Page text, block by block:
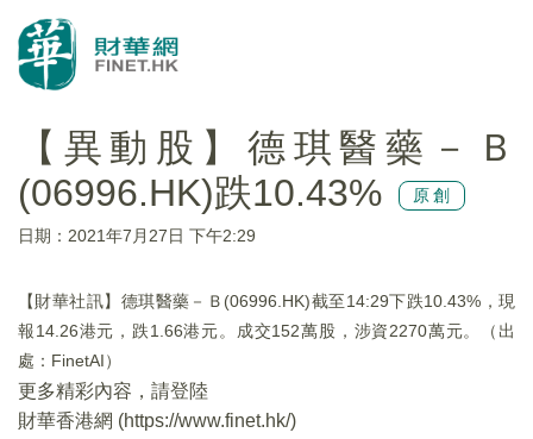
【異動股】德琪醫藥－Ｂ
(06996.HK)跌10.43%
原創
日期：2021年7月27日 下午2:29
【財華社訊】德琪醫藥－Ｂ(06996.HK)截至14:29下跌10.43%，現
報14.26港元，跌1.66港元。成交152萬股，涉資2270萬元。（出
處：FinetAI）
更多精彩內容，請登陸
財華香港網 (https://www.finet.hk/)